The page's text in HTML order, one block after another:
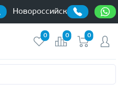
Новороссийск
0 0 0